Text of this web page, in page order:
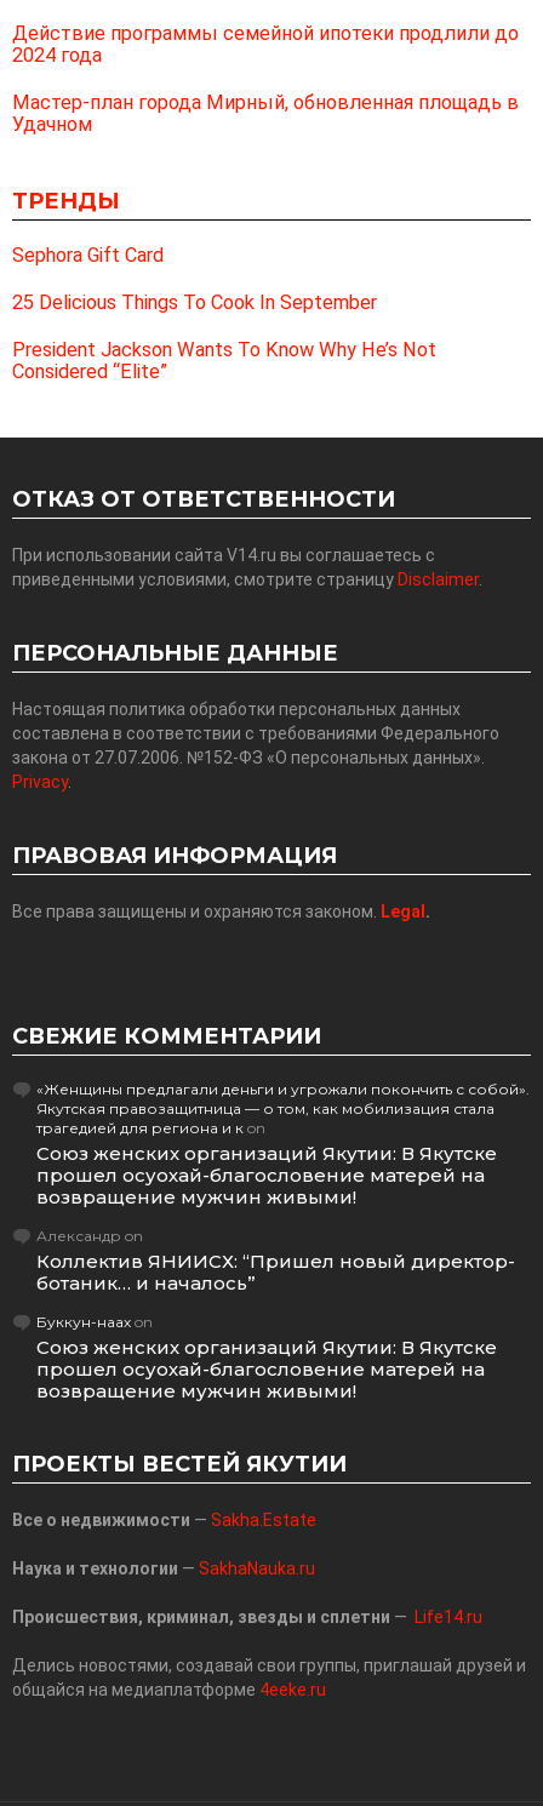
Действие программы семейной ипотеки продлили до
2024 года
Мастер-план города Мирный, обновленная площадь в
Удачном
ТРЕНДЫ
Sephora Gift Card
25 Delicious Things To Cook In September
President Jackson Wants To Know Why He’s Not
Considered “Elite”
ОТКАЗ ОТ ОТВЕТСТВЕННОСТИ
При использовании сайта V14.ru вы соглашаетесь с
приведенными условиями, смотрите страницу Disclaimer.
ПЕРСОНАЛЬНЫЕ ДАННЫЕ
Настоящая политика обработки персональных данных
составлена в соответствии с требованиями Федерального
закона от 27.07.2006. №152-ФЗ «О персональных данных».
Privacy.
ПРАВОВАЯ ИНФОРМАЦИЯ
Все права защищены и охраняются законом. Legal .
СВЕЖИЕ КОММЕНТАРИИ
«Женщины предлагали деньги и угрожали покончить с собой».
Якутская правозащитница — о том, как мобилизация стала
трагедией для региона и к on
Союз женских организаций Якутии: В Якутске
прошел осуохай-благословение матерей на
возвращение мужчин живыми!
Александр on
Коллектив ЯНИИСХ: “Пришел новый директор-
ботаник… и началось”
Буккун-наах on
Союз женских организаций Якутии: В Якутске
прошел осуохай-благословение матерей на
возвращение мужчин живыми!
ПРОЕКТЫ ВЕСТЕЙ ЯКУТИИ
Все о недвижимости — Sakha.Estate
Наука и технологии — SakhaNauka.ru
Происшествия, криминал, звезды и сплетни — Life14.ru
Делись новостями, создавай свои группы, приглашай друзей и
общайся на медиаплатформе 4eeke.ru